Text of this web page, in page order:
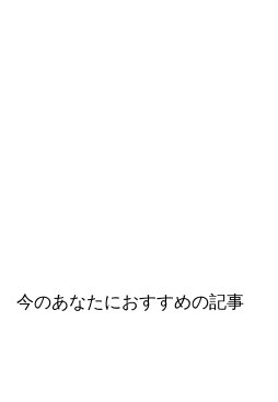
今のあなたにおすすめの記事